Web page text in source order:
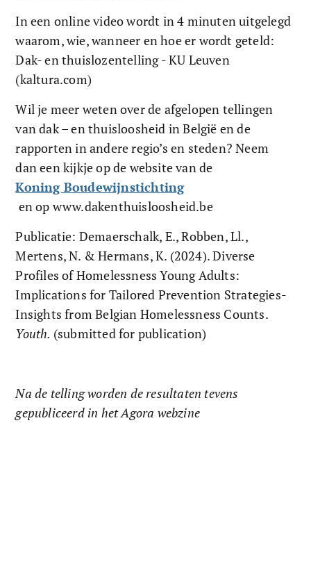
In een online video wordt in 4 minuten uitgelegd
waarom, wie, wanneer en hoe er wordt geteld:
Dak- en thuislozentelling - KU Leuven
(kaltura.com)
Wil je meer weten over de afgelopen tellingen
van dak – en thuisloosheid in België en de
rapporten in andere regio’s en steden? Neem
dan een kijkje op de website van de
Koning Boudewijnstichting
en op www.dakenthuisloosheid.be
Publicatie: Demaerschalk, E., Robben, Ll.,
Mertens, N. & Hermans, K. (2024). Diverse
Profiles of Homelessness Young Adults:
Implications for Tailored Prevention Strategies-
Insights from Belgian Homelessness Counts.
Youth. (submitted for publication)
Na de telling worden de resultaten tevens
gepubliceerd in het Agora webzine